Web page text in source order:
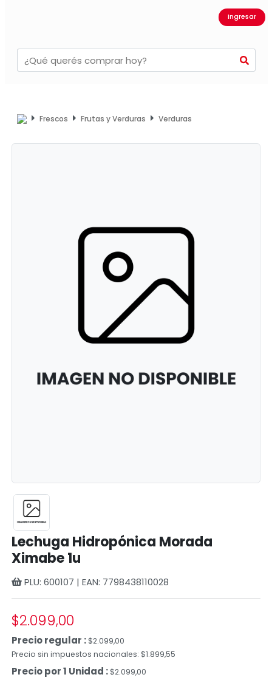
Ingresar
Frescos Frutas y Verduras Verduras
Lechuga Hidropónica Morada
Ximabe 1u
PLU: 600107 | EAN: 7798438110028
$2.099,00
Precio regular :$2.099,00
Precio sin impuestos nacionales: $1.899,55
Precio por 1 Unidad : $2.099,00